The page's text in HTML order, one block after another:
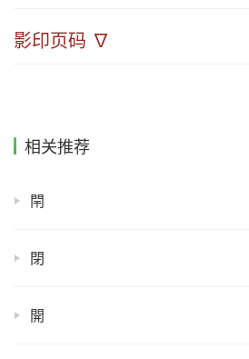
影印页码 ∇
相关推荐
閈
閉
開